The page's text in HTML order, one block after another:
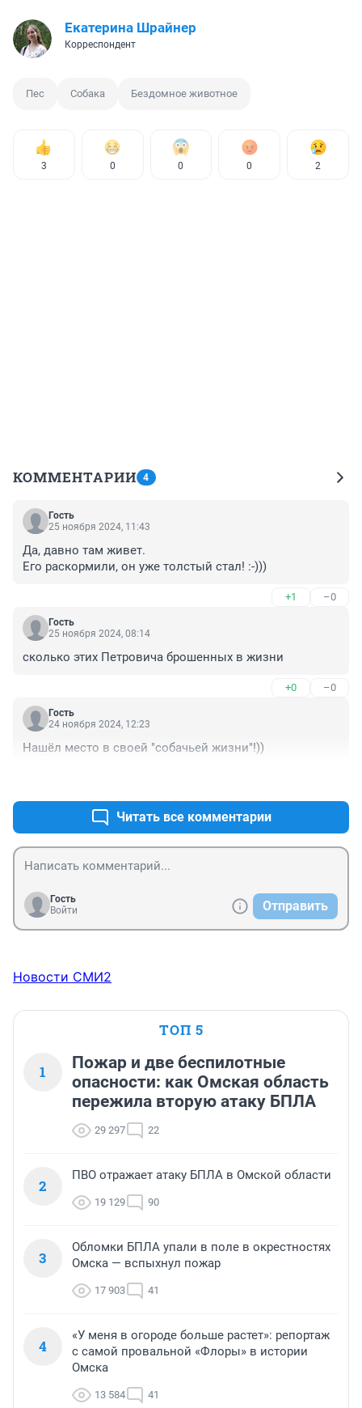
Екатерина Шрайнер
Корреспондент
Пес Собака Бездомное животное
3 0 0 0 2
КОММЕНТАРИИ 4
Гость
25 ноября 2024, 11:43
Да, давно там живет.
Его раскормили, он уже толстый стал! :-)))
+1 –0
Гость
25 ноября 2024, 08:14
сколько этих Петровича брошенных в жизни
+0 –0
Гость
24 ноября 2024, 12:23
Нашёл место в своей "собачьей жизни"!))
Читать все комментарии
Гость
Войти
Отправить
Новости СМИ2
ТОП 5
1
Пожар и две беспилотные
опасности: как Омская область
пережила вторую атаку БПЛА
29 297 22
2
ПВО отражает атаку БПЛА в Омской области
19 129 90
3
Обломки БПЛА упали в поле в окрестностях
Омска — вспыхнул пожар
17 903 41
4
«У меня в огороде больше растет»: репортаж
с самой провальной «Флоры» в истории
Омска
13 584 41